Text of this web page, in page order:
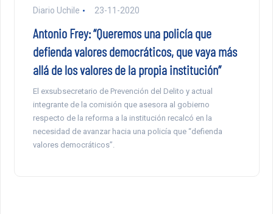
Diario Uchile 23-11-2020
Antonio Frey: “Queremos una policía que
defienda valores democráticos, que vaya más
allá de los valores de la propia institución”
El exsubsecretario de Prevención del Delito y actual
integrante de la comisión que asesora al gobierno
respecto de la reforma a la institución recalcó en la
necesidad de avanzar hacia una policía que “defienda
valores democráticos”.